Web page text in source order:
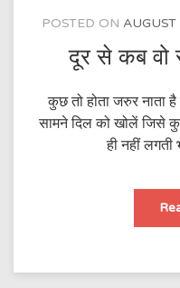
POSTED ON
दूर से कब
कुछ तो होता जरुर नाता
सामने दिल को खोलें जिसे
ही नहीं